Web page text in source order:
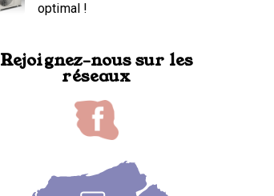
optimal !
Rejoignez-nous sur les
réseaux